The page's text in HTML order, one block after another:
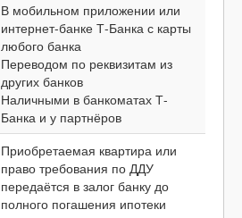
В мобильном приложении или
интернет-банке Т-Банка с карты
любого банка
Переводом по реквизитам из
других банков
Наличными в банкоматах Т-
Банка и у партнёров
Приобретаемая квартира или
право требования по ДДУ
передаётся в залог банку до
полного погашения ипотеки